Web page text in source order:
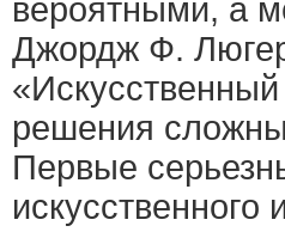
вероятными, а
Джордж Ф.
решения
Первые